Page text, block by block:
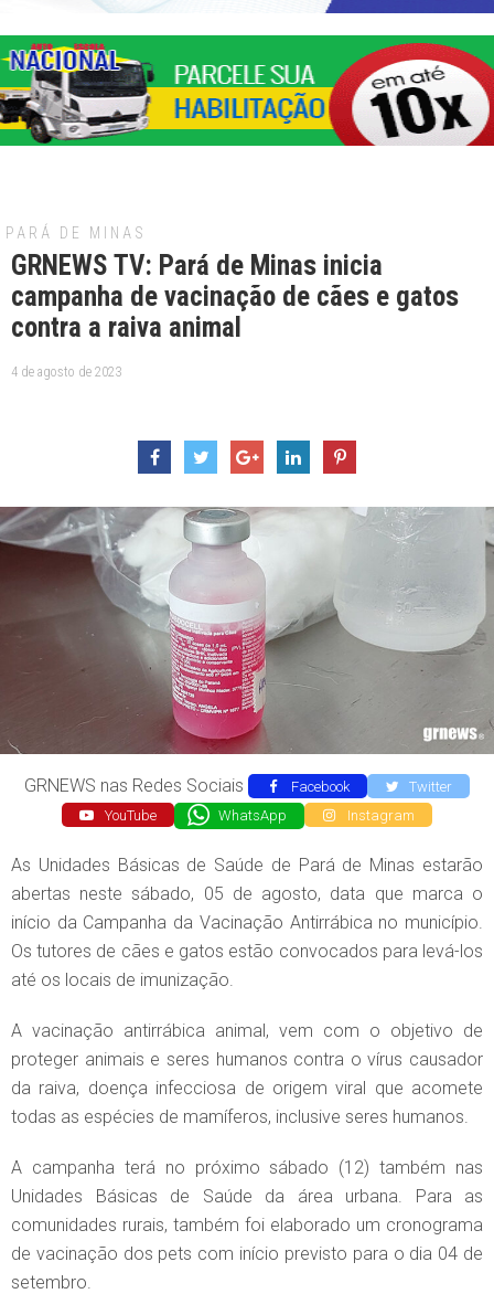
PARÁ DE MINAS
GRNEWS TV: Pará de Minas inicia
campanha de vacinação de cães e gatos
contra a raiva animal
4 de agosto de 2023
GRNEWS nas Redes Sociais Facebook
Twitter
YouTube
WhatsApp Instagram
As Unidades Básicas de Saúde de Pará de Minas estarão
abertas neste sábado, 05 de agosto, data que marca o
início da Campanha da Vacinação Antirrábica no município.
Os tutores de cães e gatos estão convocados para levá-los
até os locais de imunização.
A vacinação antirrábica animal, vem com o objetivo de
proteger animais e seres humanos contra o vírus causador
da raiva, doença infecciosa de origem viral que acomete
todas as espécies de mamíferos, inclusive seres humanos.
A campanha terá no próximo sábado (12) também nas
Unidades Básicas de Saúde da área urbana. Para as
comunidades rurais, também foi elaborado um cronograma
de vacinação dos pets com início previsto para o dia 04 de
setembro.